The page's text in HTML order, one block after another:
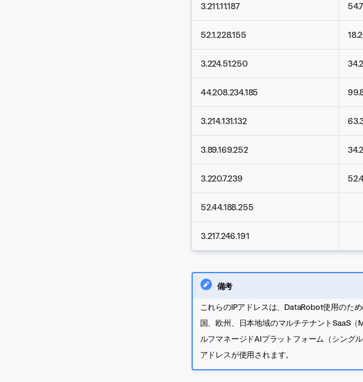
3.211.11.187
52.1.228.155
3.224.51.250
44.208.234.185
3.214.131.132
3.89.169.252
3.220.7.239
52.44.188.255
3.217.246.191
備考
これらのIPアドレスは、DataRobot使用のた
国、欧州、日本地域のマルチテナントSaaS
ルフマネージドAIプラットフォーム（シング
アドレスが使用されます。